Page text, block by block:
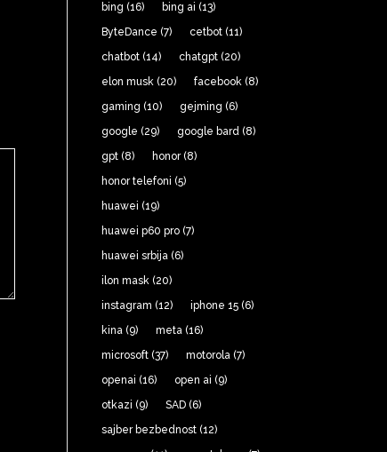
bing (16) bing ai (13)
ByteDance (7) cetbot (11)
chatbot (14) chatgpt (20)
elon musk (20) facebook (8)
gaming (10) gejming (6)
google (29) google bard (8)
gpt (8) honor(8)
honor telefoni (5)
huawei (19)
huawei p60 pro (7)
huawei srbija (6)
ilon mask (20)
instagram (12) iphone 15 (6)
kina (9) meta (16)
microsoft (37) motorola (7)
openai (16) open ai (9)
otkazi (9) SAD (6)
sajber bezbednost (12)